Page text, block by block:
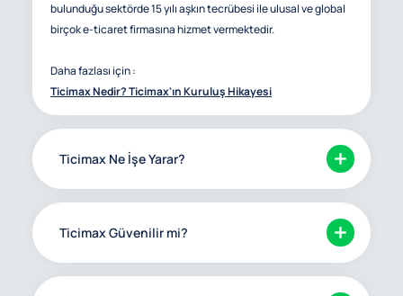
bulunduğu sektörde 15 yılı aşkın tecrübesi ile ulusal ve global
birçok e-ticaret firmasına hizmet vermektedir.
Daha fazlası için :
Ticimax Nedir? Ticimax'ın Kuruluş Hikayesi
Ticimax Ne İşe Yarar?
Ticimax Güvenilir mi?